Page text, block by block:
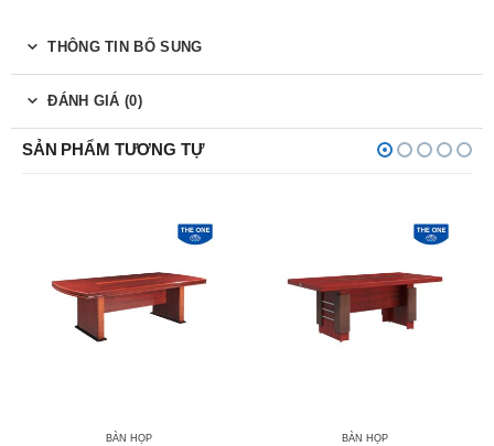
THÔNG TIN BỔ SUNG
ĐÁNH GIÁ (0)
SẢN PHẨM TƯƠNG TỰ
BÀN HỌP BÀN HỌP